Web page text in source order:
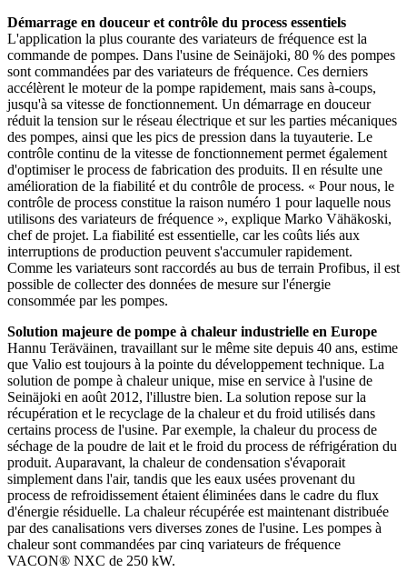
Démarrage en douceur et contrôle du process essentiels
L'application la plus courante des variateurs de fréquence est la
commande de pompes. Dans l'usine de Seinäjoki, 80 % des pompes
sont commandées par des variateurs de fréquence. Ces derniers
accélèrent le moteur de la pompe rapidement, mais sans à-coups,
jusqu'à sa vitesse de fonctionnement. Un démarrage en douceur
réduit la tension sur le réseau électrique et sur les parties mécaniques
des pompes, ainsi que les pics de pression dans la tuyauterie. Le
contrôle continu de la vitesse de fonctionnement permet également
d'optimiser le process de fabrication des produits. Il en résulte une
amélioration de la fiabilité et du contrôle de process. « Pour nous, le
contrôle de process constitue la raison numéro 1 pour laquelle nous
utilisons des variateurs de fréquence », explique Marko Vähäkoski,
chef de projet. La fiabilité est essentielle, car les coûts liés aux
interruptions de production peuvent s'accumuler rapidement.
Comme les variateurs sont raccordés au bus de terrain Profibus, il est
possible de collecter des données de mesure sur l'énergie
consommée par les pompes.
Solution majeure de pompe à chaleur industrielle en Europe
Hannu Teräväinen, travaillant sur le même site depuis 40 ans, estime
que Valio est toujours à la pointe du développement technique. La
solution de pompe à chaleur unique, mise en service à l'usine de
Seinäjoki en août 2012, l'illustre bien. La solution repose sur la
récupération et le recyclage de la chaleur et du froid utilisés dans
certains process de l'usine. Par exemple, la chaleur du process de
séchage de la poudre de lait et le froid du process de réfrigération du
produit. Auparavant, la chaleur de condensation s'évaporait
simplement dans l'air, tandis que les eaux usées provenant du
process de refroidissement étaient éliminées dans le cadre du flux
d'énergie résiduelle. La chaleur récupérée est maintenant distribuée
par des canalisations vers diverses zones de l'usine. Les pompes à
chaleur sont commandées par cinq variateurs de fréquence
VACON® NXC de 250 kW.